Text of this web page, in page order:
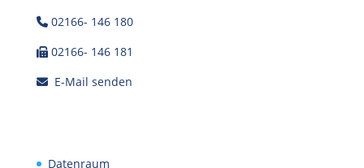
02166- 146 180
02166- 146 181
E-Mail senden
Datenraum